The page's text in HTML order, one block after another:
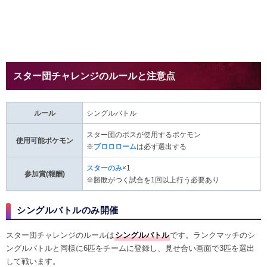
スター団チャレンジのルールと注意点
ルール シングルバトル
使用可能ポケモン
スター団のボスが使用するポケモン
※ブロロロームは必ず選出する
参加賞(報酬)
スターのみ×1
※勝敗がつく試合を1回以上行う必要あり
シングルバトルのみ開催
スター団チャレンジのルールはシングルバトルです。ランクマッチのシ
ングルバトルと同様に6匹をチームに登録し、見せ合い画面で3匹を選出
して戦います。